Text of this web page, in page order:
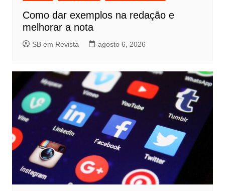
Como dar exemplos na redação e
melhorar a nota
SB em Revista agosto 6, 2026